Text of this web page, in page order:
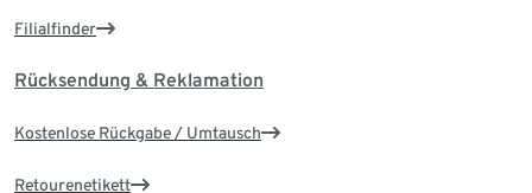
Filialfinder
Rücksendung & Reklamation
Kostenlose Rückgabe / Umtausch
Retourenetikett